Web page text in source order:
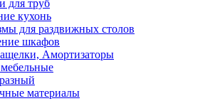
для труб
кухонь
для раздвижных столов
шкафов
Амортизаторы
материалы